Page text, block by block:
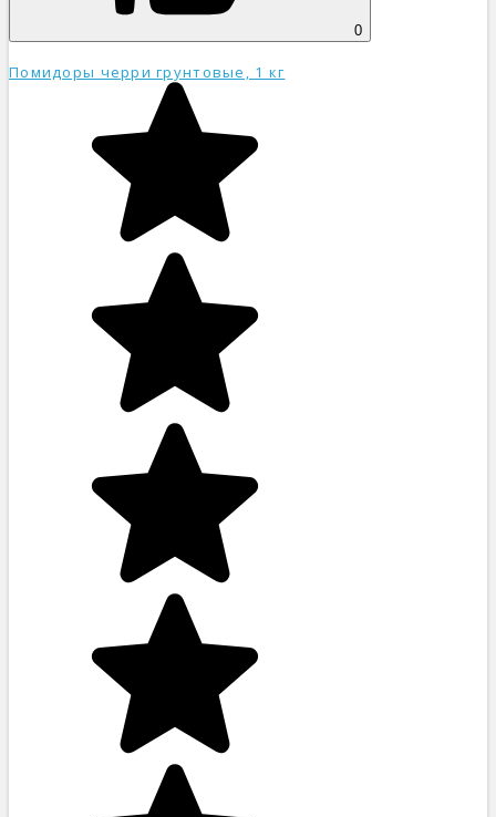
0
Помидоры черри грунтовые, 1 кг